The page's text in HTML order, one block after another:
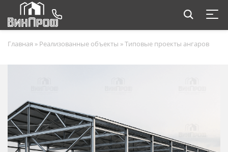
Главная » Реализованные объекты »Типовые проекты ангаров